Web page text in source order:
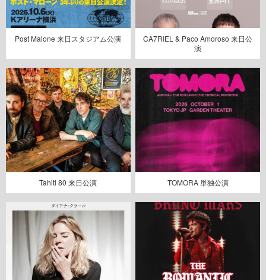
Post Malone 来日スタジアム公演
CA7RIEL & Paco Amoroso 来日公
演
Tahiti 80 来日公演 TOMORA 単独公演